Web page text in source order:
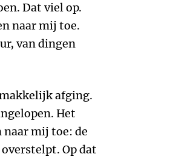
Dat viel op.
naar mij toe.
van dingen
afging.
Het
mij toe: de
Op dat